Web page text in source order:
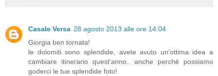
Casale Versa 28 agosto 2013 alle ore 14:04
Giorgia ben tornata!
le dolomiti sono splendide, avete avuto un'ottima idea a
cambiare itinerario quest'anno.. anche perchè possiamo
goderci le tue splendide foto!